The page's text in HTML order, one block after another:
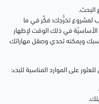
البحث.
لمشروع تخرُّجك؛ فكِّر في ما
في ذلك الوقت لإظهار
ويمكنه تحدي وصقل مهاراتك
على الموارد المناسبة للبدء: